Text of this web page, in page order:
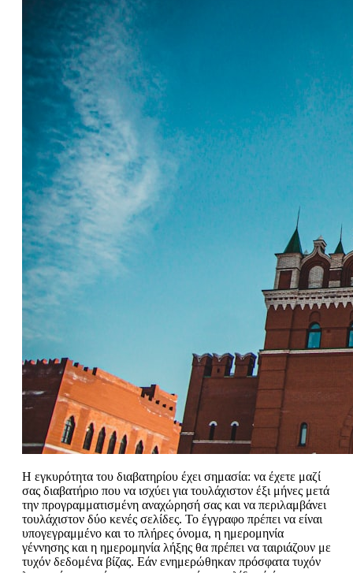
Η εγκυρότητα του διαβατηρίου έχει σημασία: να έχετε μαζί
σας διαβατήριο που να ισχύει για τουλάχιστον έξι μήνες μετά
την προγραμματισμένη αναχώρησή σας και να περιλαμβάνει
τουλάχιστον δύο κενές σελίδες. Το έγγραφο πρέπει να είναι
υπογεγραμμένο και το πλήρες όνομα, η ημερομηνία
γέννησης και η ημερομηνία λήξης θα πρέπει να ταιριάζουν με
τυχόν δεδομένα βίζας. Εάν ενημερώθηκαν πρόσφατα τυχόν